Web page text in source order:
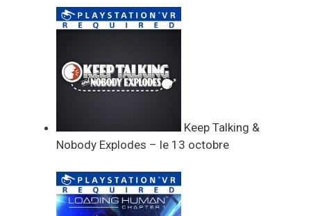
Keep Talking &
Nobody Explodes – le 13 octobre